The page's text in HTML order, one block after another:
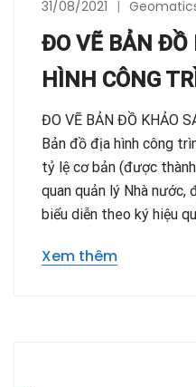
31/08/2021
ĐO VẼ BẢN ĐỒ
HÌNH CÔNG
ĐO VẼ BẢN ĐỒ KHẢO
Bản đồ địa hình công
tỷ lệ cơ bản (được
quan quản lý Nhà
biểu diễn theo ký hiệu
Xem thêm